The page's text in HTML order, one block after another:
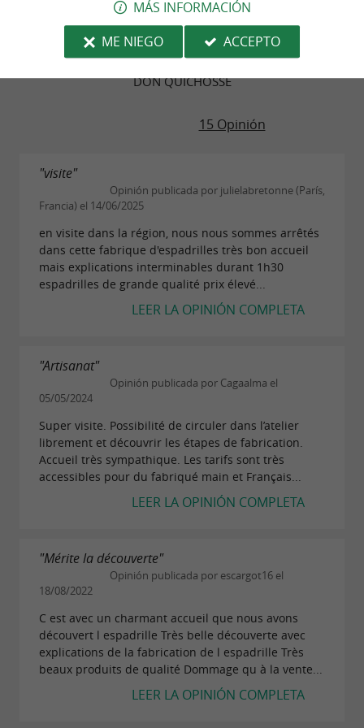
OPINIONES DE VIAJEROS
DON QUICHOSSE
15 Opinión
"visite"
Opinión publicada por julielabretonne (París,
Francia) el 14/06/2025
en visite dans la région, nous nous sommes arrêtés
dans cette fabrique d'espadrilles très bon accueil
mais explications interminables durant 1h30
espadrilles de grande qualité prix élevé...
LEER LA OPINIÓN COMPLETA
"Artisanat"
Opinión publicada por Cagaalma el
05/05/2024
Super visite. Possibilité de circuler dans l’atelier
librement et découvrir les étapes de fabrication.
Accueil très sympathique. Les tarifs sont très
accessibles pour du fabriqué main et Français...
LEER LA OPINIÓN COMPLETA
"Mérite la découverte"
Opinión publicada por escargot16 el
18/08/2022
C est avec un charmant accueil que nous avons
découvert l espadrille Très belle découverte avec
explications de la fabrication de l espadrille Très
beaux produits de qualité Dommage qu à la vente...
LEER LA OPINIÓN COMPLETA
MÁS INFORMACIÓN
ME NIEGO
ACCEPTO